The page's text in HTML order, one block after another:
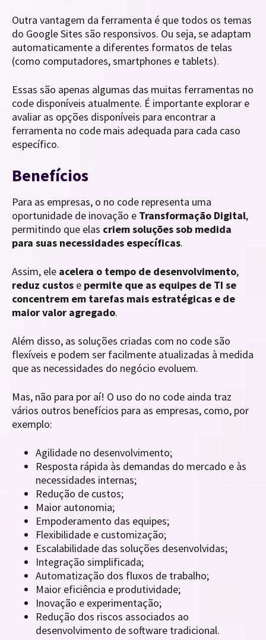
Outra vantagem da ferramenta é que todos os temas
do Google Sites são responsivos. Ou seja, se adaptam
automaticamente a diferentes formatos de telas
(como computadores, smartphones e tablets).
Essas são apenas algumas das muitas ferramentas no
code disponíveis atualmente. É importante explorar e
avaliar as opções disponíveis para encontrar a
ferramenta no code mais adequada para cada caso
específico.
Benefícios
Para as empresas, o no code representa uma
oportunidade de inovação e Transformação Digital,
permitindo que elas criem soluções sob medida
para suas necessidades específicas.
Assim, ele acelera o tempo de desenvolvimento,
reduz custos e permite que as equipes de TI se
concentrem em tarefas mais estratégicas e de
maior valor agregado.
Além disso, as soluções criadas com no code são
flexíveis e podem ser facilmente atualizadas à medida
que as necessidades do negócio evoluem.
Mas, não para por aí! O uso do no code ainda traz
vários outros benefícios para as empresas, como, por
exemplo:
Agilidade no desenvolvimento;
Resposta rápida às demandas do mercado e às
necessidades internas;
Redução de custos;
Maior autonomia;
Empoderamento das equipes;
Flexibilidade e customização;
Escalabilidade das soluções desenvolvidas;
Integração simplificada;
Automatização dos fluxos de trabalho;
Maior eficiência e produtividade;
Inovação e experimentação;
Redução dos riscos associados ao
desenvolvimento de software tradicional.